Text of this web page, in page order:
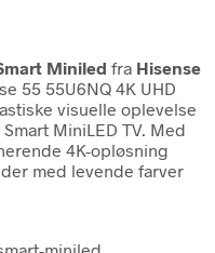
Miniled fra Hisense
55 55U6NQ 4K UHD
visuelle oplevelse
MiniLED TV. Med
4K-opløsning
med levende farver